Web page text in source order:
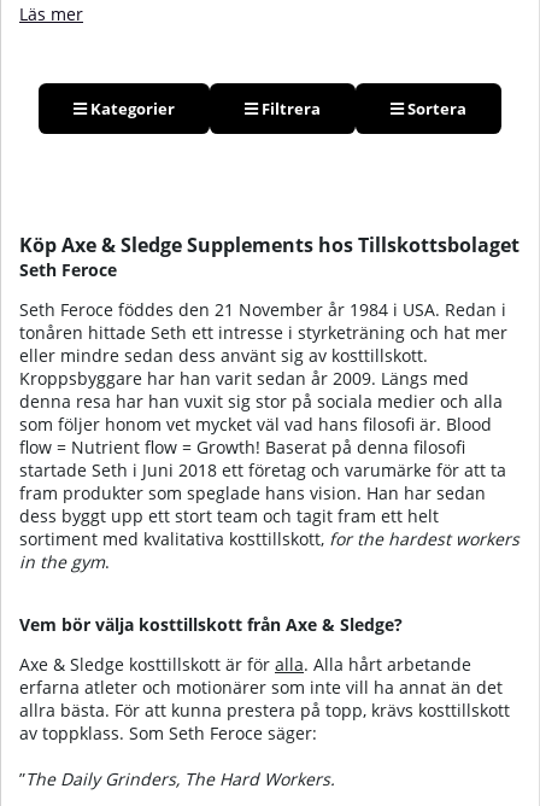
själv säger ”
Läs mer
Kategorier Filtrera Sortera
Köp Axe & Sledge Supplements hos Tillskottsbolaget
Seth Feroce
Seth Feroce föddes den 21 November år 1984 i USA. Redan i
tonåren hittade Seth ett intresse i styrketräning och hat mer
eller mindre sedan dess använt sig av kosttillskott.
Kroppsbyggare har han varit sedan år 2009. Längs med
denna resa har han vuxit sig stor på sociala medier och alla
som följer honom vet mycket väl vad hans filosofi är. Blood
flow = Nutrient flow = Growth! Baserat på denna filosofi
startade Seth i Juni 2018 ett företag och varumärke för att ta
fram produkter som speglade hans vision. Han har sedan
dess byggt upp ett stort team och tagit fram ett helt
sortiment med kvalitativa kosttillskott, for the hardest workers
in the gym.
Vem bör välja kosttillskott från Axe & Sledge?
Axe & Sledge kosttillskott är för alla. Alla hårt arbetande
erfarna atleter och motionärer som inte vill ha annat än det
allra bästa. För att kunna prestera på topp, krävs kosttillskott
av toppklass. Som Seth Feroce säger:
”The Daily Grinders, The Hard Workers.